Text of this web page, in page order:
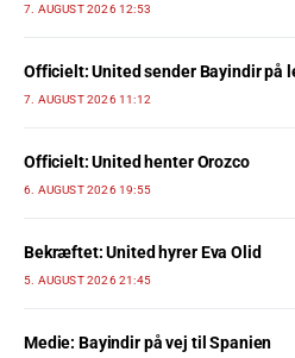
7. AUGUST 2026 12:53
Officielt: United sender Bayindir på
7. AUGUST 2026 11:12
Officielt: United henter Orozco
6. AUGUST 2026 19:55
Bekræftet: United hyrer Eva Olid
5. AUGUST 2026 21:45
Medie: Bayindir på vej til Spanien